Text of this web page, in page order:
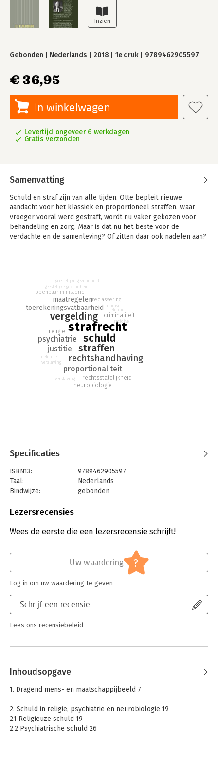
Gebonden Nederlands 2018 1e druk 9789462905597
€ 36,95
In winkelwagen
Levertijd ongeveer 6 werkdagen
Gratis verzonden
Samenvatting
Schuld en straf zijn van alle tijden. Otte bepleit nieuwe
aandacht voor het klassiek en proportioneel straffen. Waar
vroeger vooral werd gestraft, wordt nu vaker gekozen voor
behandeling en zorg. Maar is dat nu het beste voor de
verdachte en de samenleving? Of zitten daar ook nadelen aan?
alleen straf onvoldoende bescherming bieden. Daarom stelt
Otte een maatregel voor, waardoor zij na afloop van de straf
langer kunnen worden vastgehouden.
Het boek is in het bijzonder van belang voor iedereen die
bezig is met straffen en behandelen in het strafrecht.
strafrecht
schuld
straffen
vergelding
rechtshandhaving
proportionaliteit
psychiatrie
justitie
toerekeningsvatbaarheid
maatregelen
criminaliteit
rechtsstatelijkheid
neurobiologie
religie
openbaar ministerie
reclassering
recidive
geestelijke gezondheid
verslaving
detentie
recidive
geestelijke gezondheid
verslaving
detentie
Specificaties
ISBN13:
9789462905597
Taal:
Nederlands
Bindwijze:
gebonden
Uitgever:
Verschijningsdatum:
19-10-2018
Strafrecht algemeen
Lezersrecensies
Wees de eerste die een lezersrecensie schrijft!
Schrijf een recensie
Lees ons recensiebeleid
Uw waardering ?
Log in om uw waardering te geven
Inhoudsopgave
1. Dragend mens- en maatschappijbeeld 7
2. Schuld in religie, psychiatrie en neurobiologie 19
2.1 Religieuze schuld 19
2.2 Psychiatrische schuld 26